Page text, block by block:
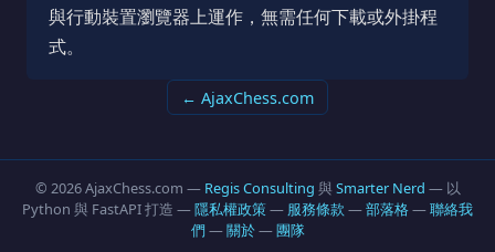
與行動裝置瀏覽器上運作，無需任何下載或外掛程
式。
← AjaxChess.com
© 2026 AjaxChess.com — Regis Consulting 與Smarter Nerd — 以
Python 與 FastAPI 打造 —隱私權政策— 服務條款 —部落格—聯絡我
們 —關於—團隊